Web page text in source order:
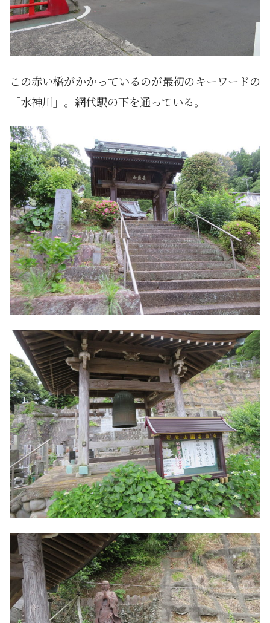
この赤い橋がかかっているのが最初のキーワードの
「水神川」。網代駅の下を通っている。